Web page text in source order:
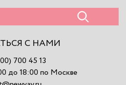
С НАМИ
700 45 13
до 18:00 по Москве